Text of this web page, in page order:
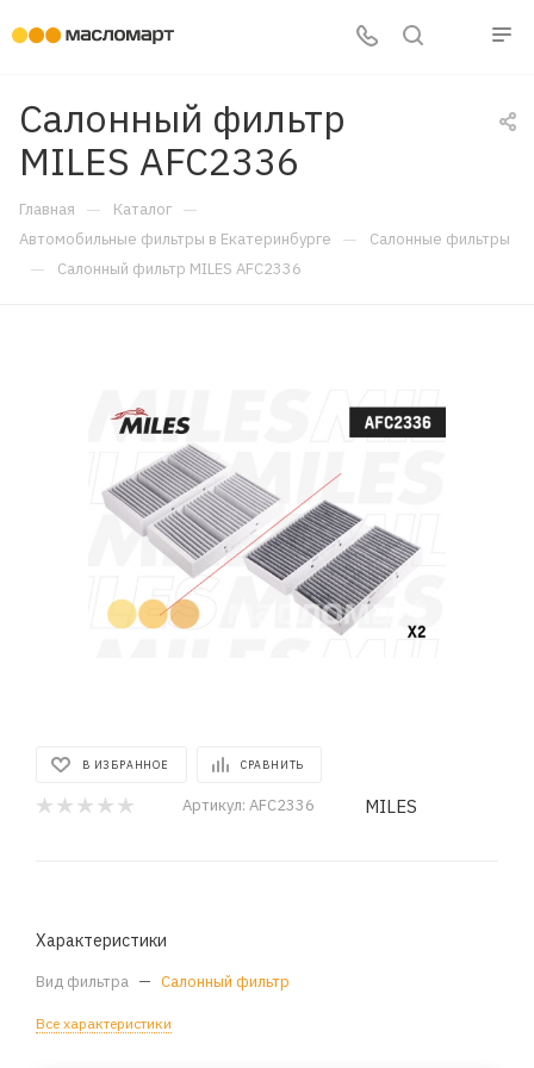
Салонный фильтр
MILES AFC2336
Главная — Каталог —
Автомобильные фильтры в Екатеринбурге — Салонные фильтры
— Салонный фильтр MILES AFC2336
В ИЗБРАННОЕ СРАВНИТЬ
Артикул: AFC2336 MILES
Характеристики
Вид фильтра — Салонный фильтр
Все характеристики